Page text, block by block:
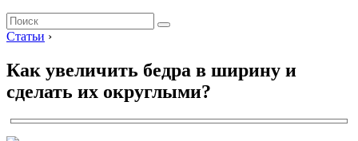
Статьи ›
Как увеличить бедра в ширину и
сделать их округлыми?